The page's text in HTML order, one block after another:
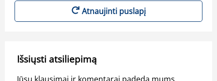
Atnaujinti puslapį
Išsiųsti atsiliepimą